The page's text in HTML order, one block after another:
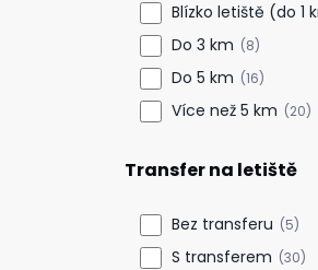
Blízko letiště (do 1
Do 3 km (8)
Do 5 km (16)
Více než 5 km (20)
Transfer na letiště
Bez transferu (5)
S transferem (30)